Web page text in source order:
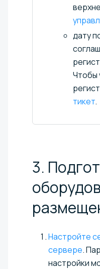
дату
Чтобы
тикет.
3.
Настройте
сервере.
настройки